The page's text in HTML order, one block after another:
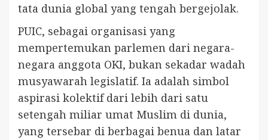
tata dunia global yang tengah bergejolak.
PUIC, sebagai organisasi yang
mempertemukan parlemen dari negara-
negara anggota OKI, bukan sekadar wadah
musyawarah legislatif. Ia adalah simbol
aspirasi kolektif dari lebih dari satu
setengah miliar umat Muslim di dunia,
yang tersebar di berbagai benua dan latar